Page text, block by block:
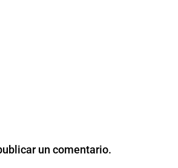
un comentario.